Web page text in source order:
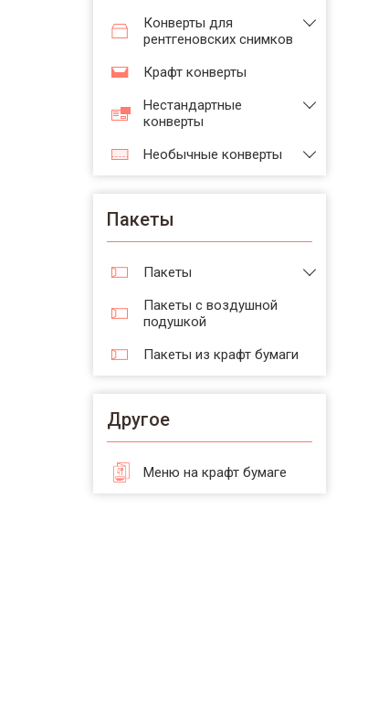
Конверты для
рентгеновских снимков
Крафт конверты
Нестандартные
конверты
Необычные конверты
Пакеты
Пакеты
Пакеты с воздушной
подушкой
Пакеты из крафт бумаги
Другое
Меню на крафт бумаге